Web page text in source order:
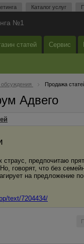
Каталог услуг
№1
статей Сервис
Продажа
Адвего
предпочитаю
говорят, что без
на предложение
text/7204434/